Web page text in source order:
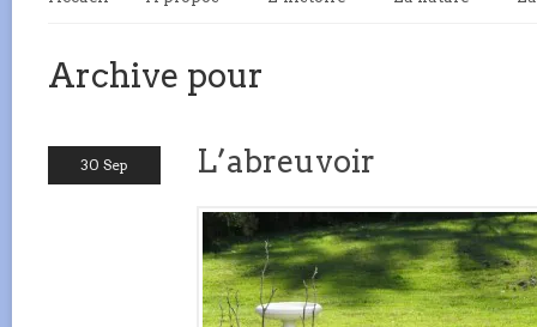
Archive pour
30 Sep L’abreuvoir